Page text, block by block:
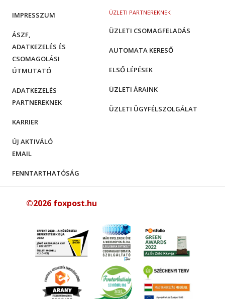
ÜZLETI PARTNEREKNEK
ÜZLETI CSOMAGFELADÁS
AUTOMATA KERESŐ
ELSŐ LÉPÉSEK
ÜZLETI ÁRAINK
ÜZLETI ÜGYFÉLSZOLGÁLAT
IMPRESSZUM
ÁSZF,
ADATKEZELÉS ÉS
CSOMAGOLÁSI
ÚTMUTATÓ
ADATKEZELÉS
PARTNEREKNEK
KARRIER
ÚJ AKTIVÁLÓ
EMAIL
FENNTARTHATÓSÁG
©2026 foxpost.hu